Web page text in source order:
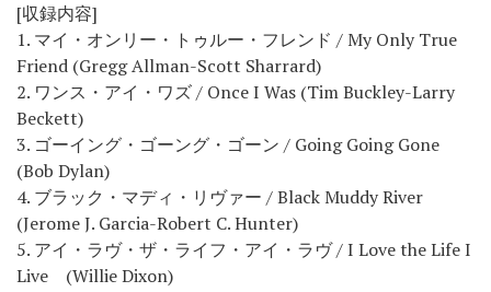
[収録内容]
1. マイ・オンリー・トゥルー・フレンド / My Only True
Friend (Gregg Allman-Scott Sharrard)
2. ワンス・アイ・ワズ / Once I Was (Tim Buckley-Larry
Beckett)
3. ゴーイング・ゴーング・ゴーン / Going Going Gone
(Bob Dylan)
4. ブラック・マディ・リヴァー / Black Muddy River
(Jerome J. Garcia-Robert C. Hunter)
5. アイ・ラヴ・ザ・ライフ・アイ・ラヴ / I Love the Life I
Live (Willie Dixon)